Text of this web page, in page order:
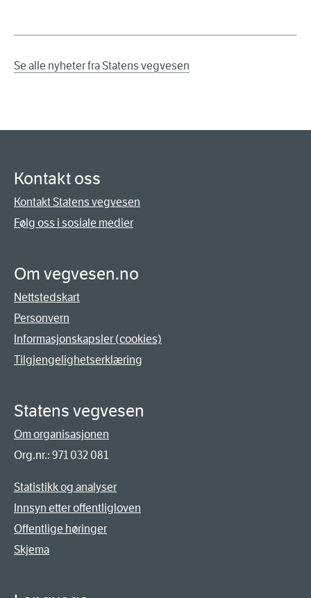
Se alle nyheter fra Statens vegvesen
Kontakt oss
Kontakt Statens vegvesen
Følg oss i sosiale medier
Om vegvesen.no
Nettstedskart
Personvern
Informasjonskapsler (cookies)
Tilgjengelighetserklæring
Statens vegvesen
Om organisasjonen
Org.nr.: 971 032 081
Statistikk og analyser
Innsyn etter offentligloven
Offentlige høringer
Skjema